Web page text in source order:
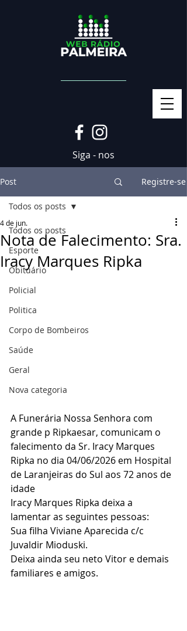
Siga - nos
Post Registre-se
Todos os posts
Esporte
Obituário
Policial
Politica
Corpo de Bombeiros
Saúde
Geral
Nova categoria
Todos os posts
Nota de Falecimento: Sra.
Iracy Marques Ripka
4 de jun.
A Funerária Nossa Senhora com
grande p Ripkaesar, comunicam o
falecimento da Sr. Iracy Marques
Ripka no dia 04/06/2026 em Hospital
de Laranjeiras do Sul aos 72 anos de
idade
Iracy Marques Ripka deixa a
lamentar as seguintes pessoas:
Sua filha Viviane Aparecida c/c
Juvaldir Mioduski.
Deixa ainda seu neto Vitor e demais
familiares e amigos.